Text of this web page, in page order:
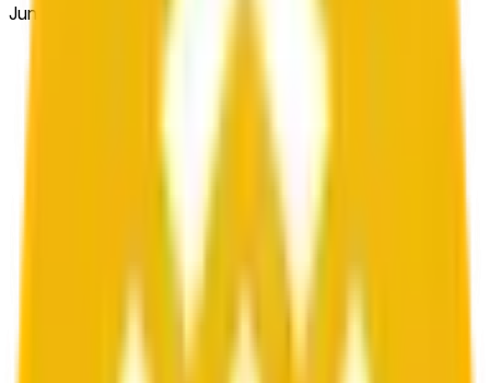
Jun 6, 2026, 6:23 PM ET